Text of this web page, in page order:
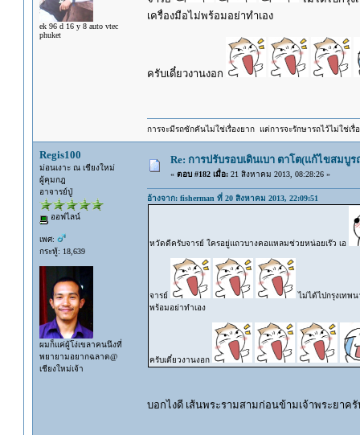
ek 96 d 16 y 8 auto vtec
phuket
เครื่องมือไม่พร้อมอย่าทำเอง
ครับเดี๋ยวงานงอก
การจะมีรถซักคันไม่ใช่เรื่องยาก แต่การจะรักษารถไว้ไม่ใช่เรื่
Regis100
ม่อนเงาะ ณ เชียงใหม่
ผู้คุมกฎ
อาจารย์ปู่
ออฟไลน์
เพศ:
กระทู้: 18,639
ผมก็แค่ผู้โง่เขลาคนนึงที่
พยายามอยากฉลาด@
เชียงใหม่เจ้า
Re: การปรับรอบเดินเบา ตาโต(แก้ไขสมบู
« ตอบ #182 เมื่อ:21 สิงหาคม 2013, 08:28:26 »
อ้างจาก: fisherman ที่ 20 สิงหาคม 2013, 22:09:51
หวัดดีครับจารย์ ใครอยู่แถวบางคอแหลมช่วยหน่อยเร๊ว เอ
จารย์
ไม่ได้ไปกรุงเทพ
พร้อมอย่าทำเอง
ครับเดี๋ยวงานงอก
บอกไงดี เส้นพระรามสามก่อนข้ามเจ้าพระยาค